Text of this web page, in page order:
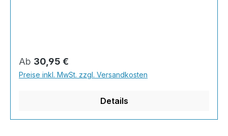
zu kohlenstofffaserverstärktem Kunststoff
(CFK) verarbeitet wird. Es wird aufgrund seiner
einzigartigen mechanischen Eigenschaften in der
Regulärer Preis:
Ab 30,95 €
Preise inkl. MwSt. zzgl. Versandkosten
Details